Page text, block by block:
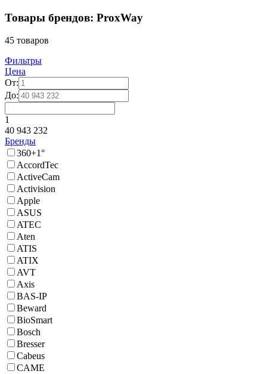
Товары брендов: ProxWay
45 товаров
Фильтры
Цена
От:
До:
1
40 943 232
Бренды
360+1°
AccordTec
ActiveCam
Activision
Apple
ASUS
ATEC
Aten
ATIS
ATIX
AVT
Axis
BAS-IP
Beward
BioSmart
Bosch
Bresser
Cabeus
CAME